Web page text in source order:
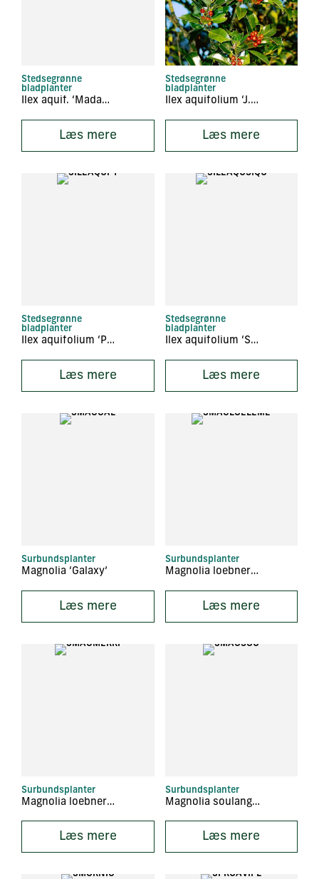
Stedsegrønne
bladplanter
Ilex aquif. ‘Madame briot
Læs mere
Stedsegrønne
bladplanter
Ilex aquifolium ‘J.C. van Tol’
Læs mere
Stedsegrønne
bladplanter
Ilex aquifolium ‘Pyramidalis’
Læs mere
Stedsegrønne
bladplanter
Ilex aquifolium ‘Silver Queen’
Læs mere
Surbundsplanter
Magnolia ‘Galaxy’
Læs mere
Surbundsplanter
Magnolia loebneri ‘Leonard Messel’
Læs mere
Surbundsplanter
Magnolia loebneri ‘Merrill’
Læs mere
Surbundsplanter
Magnolia soulangiana
Læs mere